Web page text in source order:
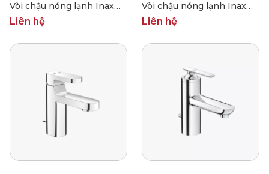
Vòi chậu nóng lạnh Inax
LFV-7100B
Liên hệ
Vòi chậu nóng lạnh Inax
LFV-6012SH
Liên hệ